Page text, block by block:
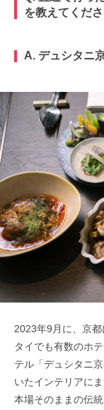
を教えてくだ
A. デュシタニ
2023年9月に、京都
タイでも有数のホ
テル「デュシタニ
いたインテリアに
本場そのままの伝